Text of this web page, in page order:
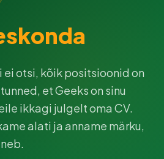
otsi, kõik positsioonid on
et Geeks on sinu
ikkagi julgelt oma CV.
alati ja anname märku,